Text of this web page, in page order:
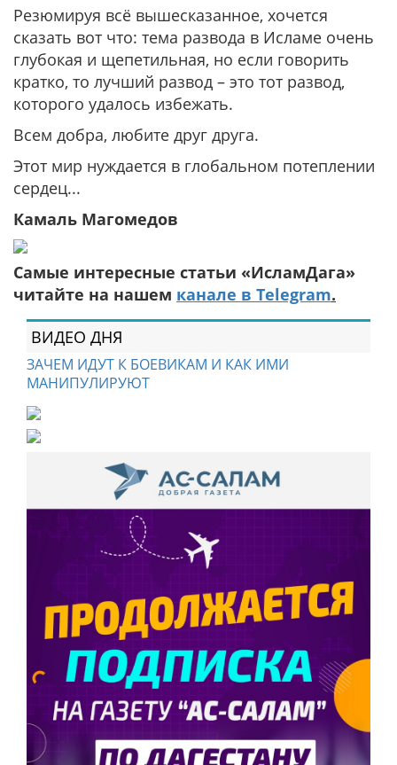
Резюмируя всё вышесказанное, хочется
сказать вот что: тема развода в Исламе очень
глубокая и щепетильная, но если говорить
кратко, то лучший развод – это тот развод,
которого удалось избежать.
Всем добра, любите друг друга.
Этот мир нуждается в глобальном потеплении
сердец...
Камаль Магомедов
Самые интересные статьи «ИсламДага»
читайте на нашем канале в Telegram.
ВИДЕО ДНЯ
ЗАЧЕМ ИДУТ К БОЕВИКАМ И КАК ИМИ
МАНИПУЛИРУЮТ